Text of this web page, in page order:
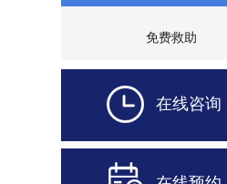
免费救助
在线咨询